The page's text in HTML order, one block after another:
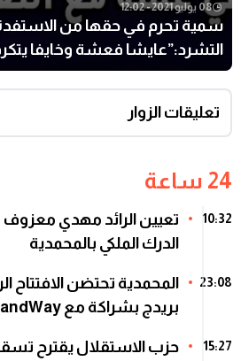
08 يوليو 2021 - 12:02
سمية تحرم في
التشرد:”عايشا فعشة وخايفا
وملقيا مناكلو
تعليقات الزوار
24 ساعة
10:32
تعيين الرائد مهدي معزوف
الدرك الملكي بالمحمدية
23:08
المحمدية تحتضن الافتتاح
بريدج بشراكة مع FinlandWay الفنلندية
15:27
حزب الاستقلال يقترح